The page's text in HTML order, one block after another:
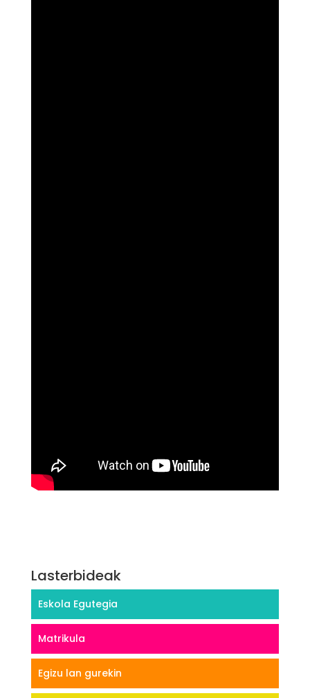
Lasterbideak
Eskola Egutegia
Matrikula
Egizu lan gurekin